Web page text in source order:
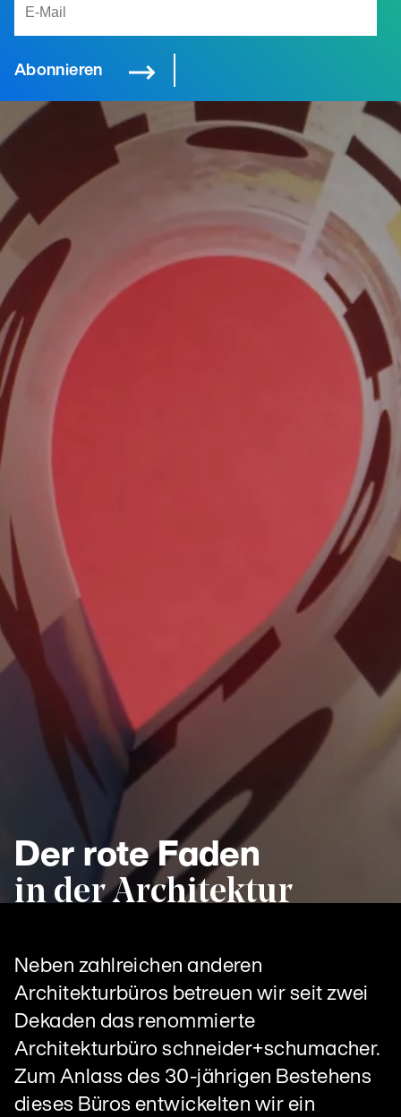
Abonnieren
Der rote Faden
in der Architektur
Neben zahlreichen anderen
Architekturbüros betreuen wir seit zwei
Dekaden das renommierte
Architekturbüro schneider+schumacher.
Zum Anlass des 30-jährigen Bestehens
dieses Büros entwickelten wir ein